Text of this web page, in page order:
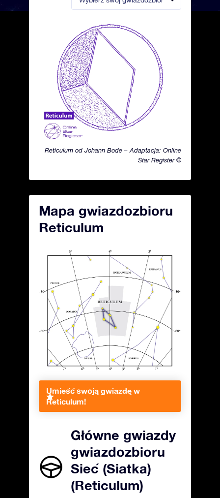
Reticulum od Johann Bode – Adaptacja: Online
Star Register ©
Mapa gwiazdozbioru
Reticulum
Umieść swoją gwiazdę w
Reticulum!
Główne gwiazdy
gwiazdozbioru
Sieć (Siatka)
(Reticulum)